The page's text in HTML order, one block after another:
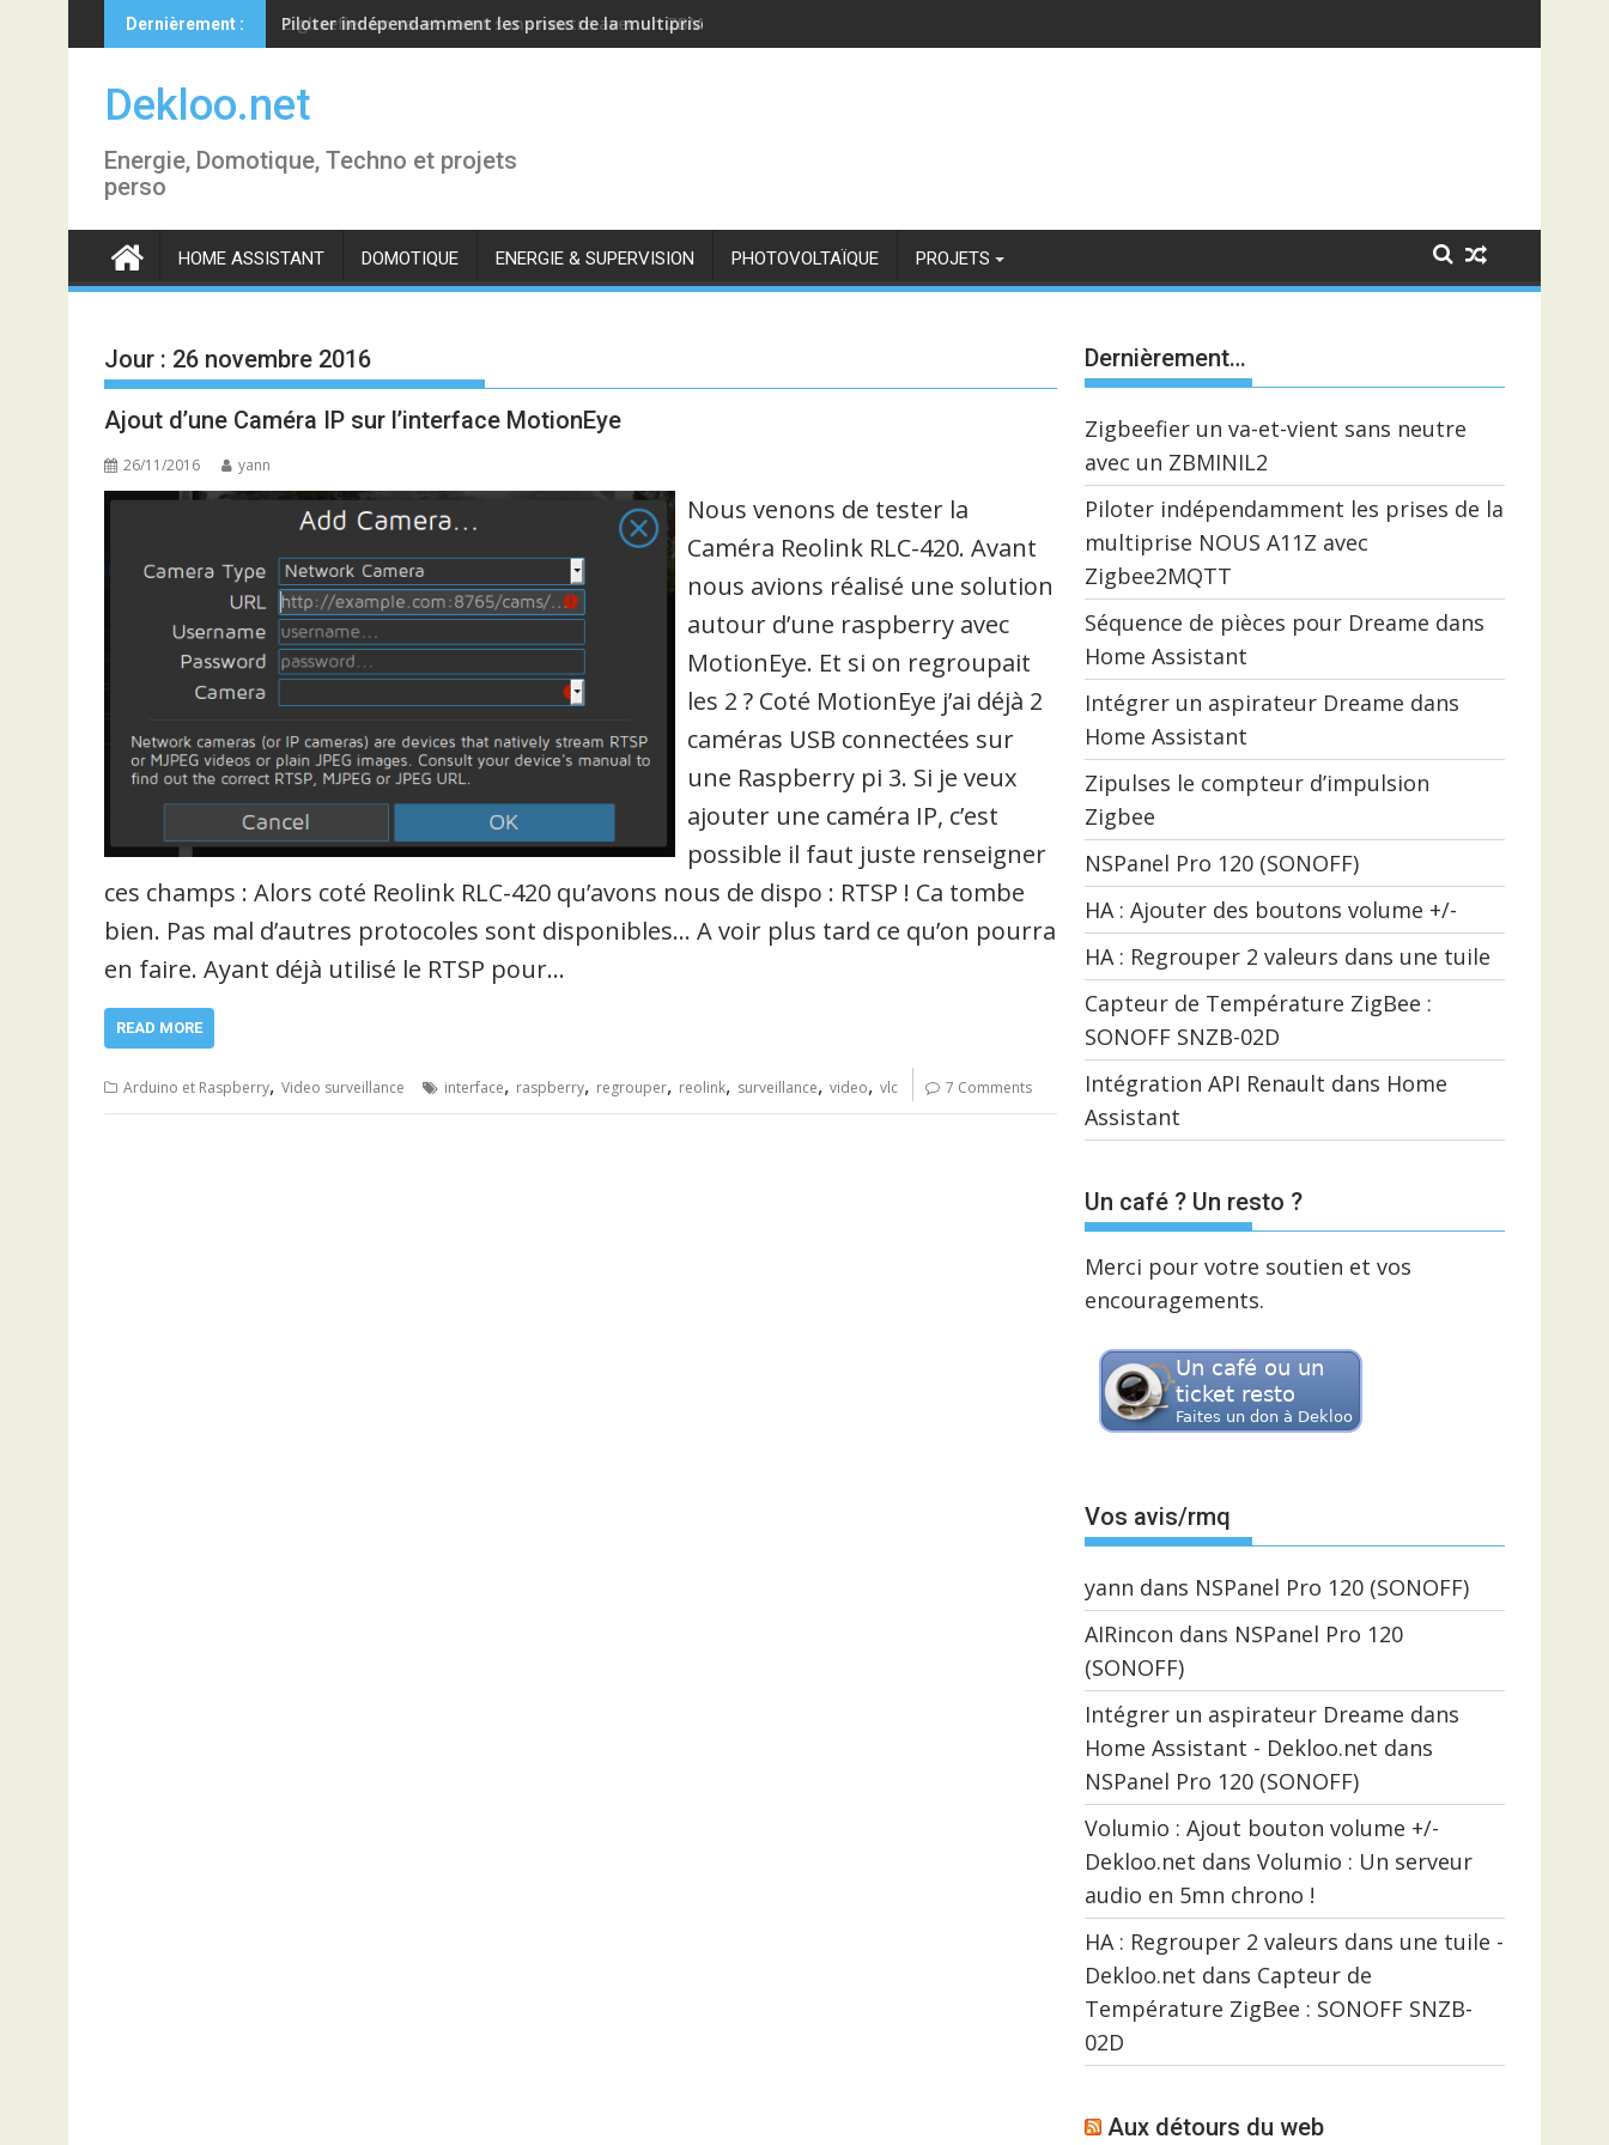
to
content
Dernièrement : Piloter indépendamment les prises de la multiprise NOUS A11Z avec Zigbee2MQTT
Dekloo.net
Energie, Domotique, Techno et projets
perso
HOME ASSISTANT DOMOTIQUE ENERGIE & SUPERVISION PHOTOVOLTAÏQUE PROJETS
Jour : 26 novembre 2016
Ajout d’une Caméra IP sur l’interface MotionEye
26/11/2016 yann
Nous venons de tester la
Caméra Reolink RLC-420. Avant
nous avions réalisé une solution
autour d’une raspberry avec
MotionEye. Et si on regroupait
les 2 ? Coté MotionEye j’ai déjà 2
caméras USB connectées sur
une Raspberry pi 3. Si je veux
ajouter une caméra IP, c’est
possible il faut juste renseigner
ces champs : Alors coté Reolink RLC-420 qu’avons nous de dispo : RTSP ! Ca tombe
bien. Pas mal d’autres protocoles sont disponibles… A voir plus tard ce qu’on pourra
en faire. Ayant déjà utilisé le RTSP pour…
READ MORE
Arduino et Raspberry, Video surveillance interface, raspberry, regrouper, reolink, surveillance, video, vlc 7 Comments
Dernièrement…
Zigbeefier un va-et-vient sans neutre
avec un ZBMINIL2
Piloter indépendamment les prises de la
multiprise NOUS A11Z avec
Zigbee2MQTT
Séquence de pièces pour Dreame dans
Home Assistant
Intégrer un aspirateur Dreame dans
Home Assistant
Zipulses le compteur d’impulsion
Zigbee
NSPanel Pro 120 (SONOFF)
HA : Ajouter des boutons volume +/-
HA : Regrouper 2 valeurs dans une tuile
Capteur de Température ZigBee :
SONOFF SNZB-02D
Intégration API Renault dans Home
Assistant
Un café ? Un resto ?
Merci pour votre soutien et vos
encouragements.
Vos avis/rmq
yann dans NSPanel Pro 120 (SONOFF)
AIRincon dans NSPanel Pro 120
(SONOFF)
Intégrer un aspirateur Dreame dans
Home Assistant - Dekloo.net dans
NSPanel Pro 120 (SONOFF)
Volumio : Ajout bouton volume +/-
Dekloo.net dans Volumio : Un serveur
audio en 5mn chrono !
HA : Regrouper 2 valeurs dans une tuile -
Dekloo.net dans Capteur de
Température ZigBee : SONOFF SNZB-
02D
Aux détours du web